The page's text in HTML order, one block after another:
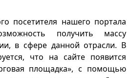
посетителя нашего портала
получить массу
в сфере данной отрасли. В
что на сайте появится
площадка», с помощью